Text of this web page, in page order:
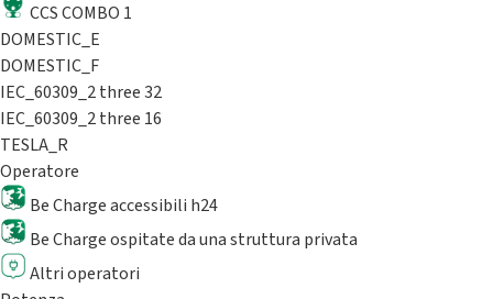
CCS COMBO 1
DOMESTIC_E
DOMESTIC_F
IEC_60309_2 three 32
IEC_60309_2 three 16
TESLA_R
Operatore
Be Charge accessibili h24
Be Charge ospitate da una struttura privata
Altri operatori